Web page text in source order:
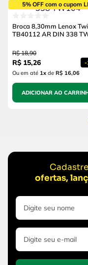
5% OFF com o cupom
Broca 8,30mm Lenox
TB40112 AR DIN 338
R$ 18,90
R$ 15,26 -
Ou em até 1x de R$ 16,06
ADICIONAR AO
ofertas,